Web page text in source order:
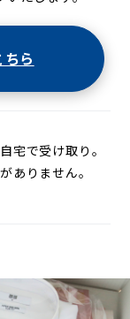
ら
宅で受け取り。
ありません。